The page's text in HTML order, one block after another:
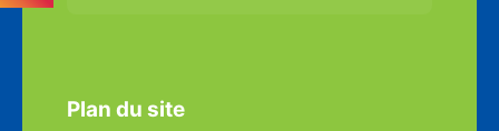
Plan du site